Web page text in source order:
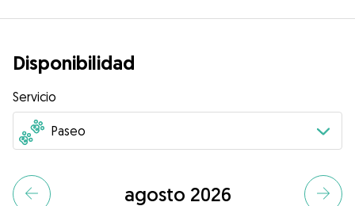
Disponibilidad
Servicio
agosto 2026